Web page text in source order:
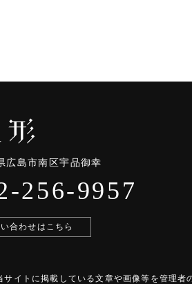
広島市南区宇品御幸
256-9957
合わせはこちら
サイトに掲載している文章や画像等を管理者